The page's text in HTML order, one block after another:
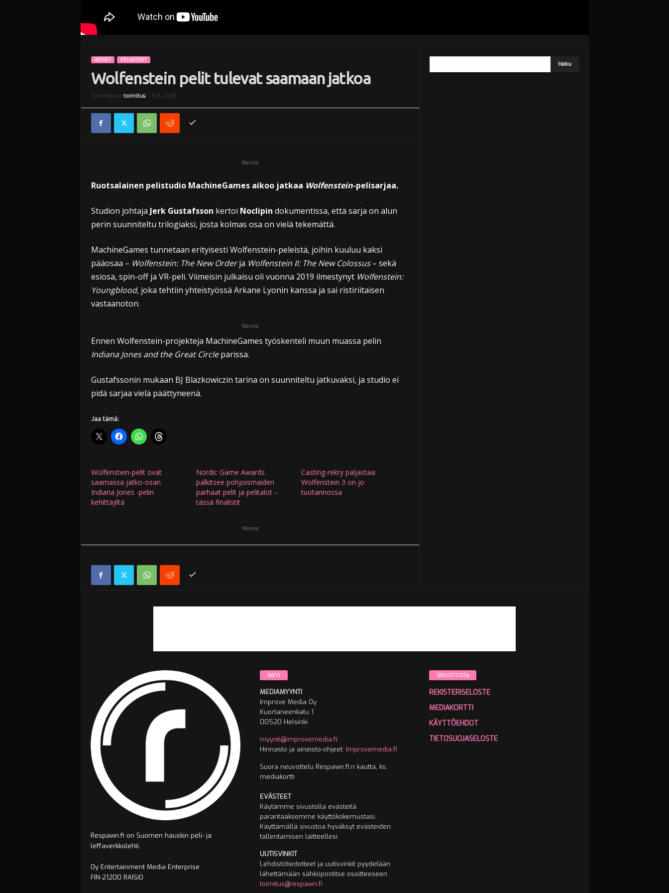
UUTISET PELIUUTISET
Wolfenstein pelit tulevat saamaan jatkoa
Toimittanut toimitus- 9.9.2025
Mainos
Ruotsalainen pelistudio MachineGames aikoo jatkaa Wolfenstein-pelisarjaa.
Studion johtaja Jerk Gustafsson kertoi Noclipin dokumentissa, että sarja on alun
perin suunniteltu trilogiaksi, josta kolmas osa on vielä tekemättä.
MachineGames tunnetaan erityisesti Wolfenstein-peleistä, joihin kuuluu kaksi
pääosaa – Wolfenstein: The New Orderja Wolfenstein II: The New Colossus– sekä
esiosa, spin-off ja VR-peli. Viimeisin julkaisu oli vuonna 2019 ilmestynyt Wolfenstein:
Youngblood, joka tehtiin yhteistyössä Arkane Lyonin kanssa ja sai ristiriitaisen
vastaanoton.
Mainos
Ennen Wolfenstein-projekteja MachineGames työskenteli muun muassa pelin
Indiana Jones and the Great Circleparissa.
Gustafssonin mukaan BJ Blazkowiczin tarina on suunniteltu jatkuvaksi, ja studio ei
pidä sarjaa vielä päättyneenä.
Jaa tämä:
Wolfenstein-pelit ovat
saamassa jatko-osan
Indiana Jones -pelin
kehittäjiltä
Nordic Game Awards
palkitsee pohjoismaiden
parhaat pelit ja pelitalot –
tässä finalistit
Casting-rekry paljastaa:
Wolfenstein 3 on jo
tuotannossa
Mainos
Respawn.fi on Suomen hauskin peli- ja
leffaverkkolehti.
Oy Entertainment Media Enterprise
FIN-21200 RAISIO
INFO
MEDIAMYYNTI
Improve Media Oy
Kuortaneenkatu 1
00520 Helsinki
myynti@improvemedia.fi
Hinnasto ja aineisto-ohjeet: Improvemedia.fi
Suora neuvottelu Respawn.fi:n kautta, ks.
mediakortti
EVÄSTEET
Käytämme sivustolla evästeitä
parantaaksemme käyttökokemustasi.
Käyttämällä sivustoa hyväksyt evästeiden
tallentamisen laitteellesi.
UUTISVINKIT
Lehdistötiedotteet ja uutisvinkit pyydetään
lähettämään sähköpostitse osoitteeseen
toimitus@respawn.fi
SIVUSTOSTA
REKISTERISELOSTE
MEDIAKORTTI
KÄYTTÖEHDOT
TIETOSUOJASELOSTE